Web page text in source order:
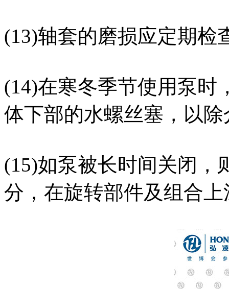
(13)轴套的磨损应定期检
(14)在寒冬季节使用泵时
体下部的水螺丝塞，以
(15)如泵被长时间关闭，
分，在旋转部件及组合